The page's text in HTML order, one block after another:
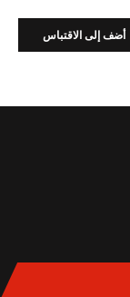
أضف إلى الاقتباس